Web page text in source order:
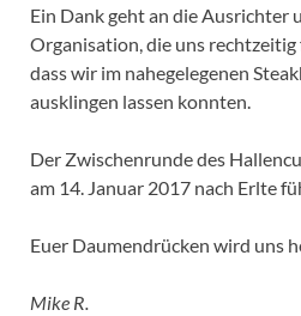
Ein Dank geht an die Ausrichter
Organisation, die uns
dass wir im nahegelegenen
ausklingen lassen konnten.
Der Zwischenrunde des
am 14. Januar 2017 nach Erlte
Euer Daumendrücken wird uns
Mike R.